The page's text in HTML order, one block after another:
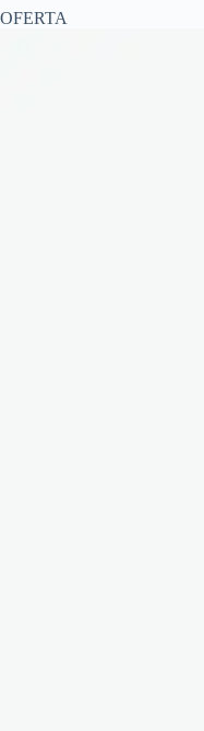
OFERTA